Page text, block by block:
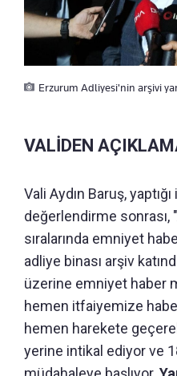
Erzurum Adliyesi'nin arşivi
VALİDEN
Vali Aydın Baruş,
değerlendirme sonrası,
sıralarında emniyet
adliye binası arşiv
üzerine emniyet haber
hemen itfaiyemize
hemen harekete
yerine intikal ediyor ve